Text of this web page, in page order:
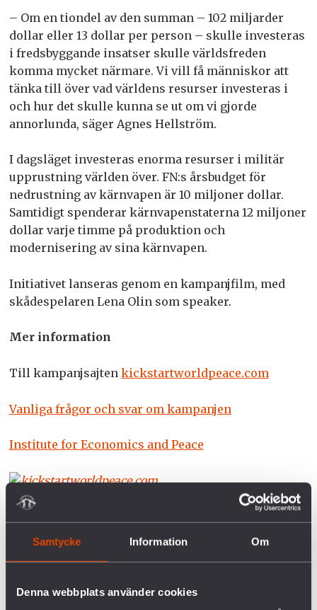
Samtycke Information Om
Denna webbplats använder cookies
– Om en tiondel av den summan – 102 miljarder
dollar eller 13 dollar per person – skulle investeras
i fredsbyggande insatser skulle världsfreden
komma mycket närmare. Vi vill få människor att
tänka till över vad världens resurser investeras i
och hur det skulle kunna se ut om vi gjorde
annorlunda, säger Agnes Hellström.
I dagsläget investeras enorma resurser i militär
upprustning världen över. FN:s årsbudget för
nedrustning av kärnvapen är 10 miljoner dollar.
Samtidigt spenderar kärnvapenstaterna 12 miljoner
dollar varje timme på produktion och
modernisering av sina kärnvapen.
Initiativet lanseras genom en kampanjfilm, med
skådespelaren Lena Olin som speaker.
Mer information
Till kampanjsajten kickstartworldpeace.com
Vanliga frågor och svar om kampanjen
Institute for Economics and Peace
FÖRETAGEN INOM VAPENINDUSTRIN